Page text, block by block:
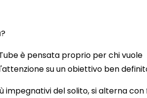
?
è pensata proprio per chi vuole
su un obiettivo ben
impegnativi del solito, si alterna con